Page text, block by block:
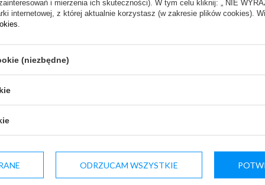
i prawach pokrewnych (Dz. U. z 2006 r. Nr 90 poz. 631).
komercyjny.
i mierzenia ich skuteczności). W tym celu kliknij: „ NIE
internetowej, z której aktualnie korzystasz (w zakresie plików cookies).
(niezbędne)
ODRZUCAM WSZYSTKIE